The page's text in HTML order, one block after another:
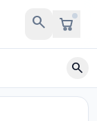
search
search